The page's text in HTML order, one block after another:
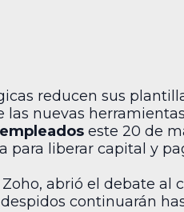
reducen sus
nuevas
este 20 de
para liberar capital y
abrió el debate
continuarán